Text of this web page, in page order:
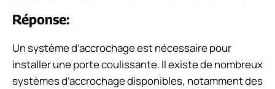
Réponse:
Un système d’accrochage est nécessaire pour
installer une porte coulissante. Il existe de nombreux
systèmes d’accrochage disponibles, notamment des